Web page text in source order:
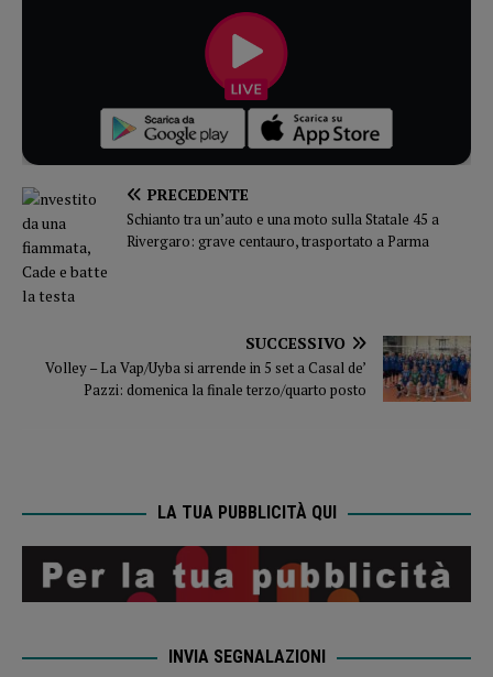
PRECEDENTE
Schianto tra un’auto e una moto sulla Statale 45 a
Rivergaro: grave centauro, trasportato a Parma
SUCCESSIVO
Volley – La Vap/Uyba si arrende in 5 set a Casal de’
Pazzi: domenica la finale terzo/quarto posto
LA TUA PUBBLICITÀ QUI
INVIA SEGNALAZIONI